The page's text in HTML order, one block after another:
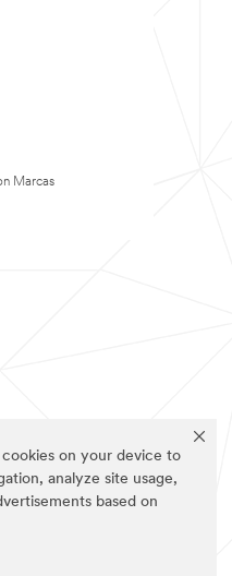
cookies on your device to
analyze site usage,
based on
Marcas